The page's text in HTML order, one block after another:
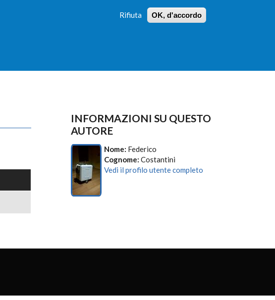
Rifiuta OK, d'accordo
RICERCA
INFORMAZIONI SU QUESTO
AUTORE
Nome: Federico
Cognome: Costantini
Vedi il profilo utente completo